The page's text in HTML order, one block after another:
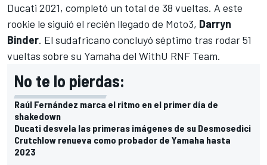
Ducati 2021, completó un total de 38 vueltas. A este
rookie le siguió el recién llegado de Moto3, Darryn
Binder. El sudafricano concluyó séptimo tras rodar 51
vueltas sobre su Yamaha del WithU RNF Team.
No te lo pierdas:
Raúl Fernández marca el ritmo en el primer día de
shakedown
Ducati desvela las primeras imágenes de su Desmosedici
Crutchlow renueva como probador de Yamaha hasta
2023